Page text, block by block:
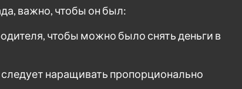
важно, чтобы он был:
чтобы можно было снять деньги в
наращивать пропорционально